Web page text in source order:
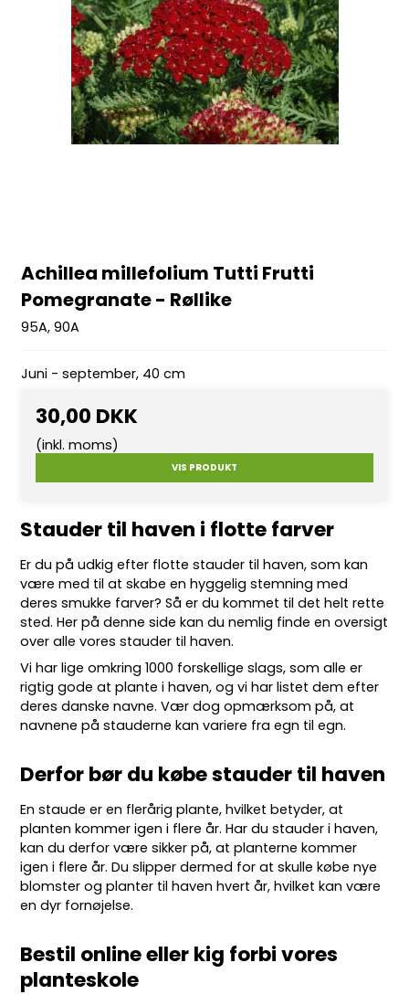
Achillea millefolium Tutti Frutti
Pomegranate - Røllike
95A, 90A
Juni - september, 40 cm
30,00 DKK
(inkl. moms)
VIS PRODUKT
Stauder til haven i flotte farver
Er du på udkig efter flottestauder til haven, som kan
være med til at skabe en hyggelig stemning med
deres smukke farver? Så er du kommet til det helt rette
sted. Her på denne side kan du nemlig finde en oversigt
over alle vores stauder til haven.
Vi har lige omkring 1000 forskellige slags, som alle er
rigtig gode at plante i haven, og vi har listet dem efter
deres danske navne. Vær dog opmærksom på, at
navnene på stauderne kan variere fra egn til egn.
Derfor bør du købe stauder til haven
En staude er en flerårig plante, hvilket betyder, at
planten kommer igen i flere år. Har du stauder i haven,
kan du derfor være sikker på, at planterne kommer
igen i flere år. Du slipper dermed for at skulle købe nye
blomster og planter til haven hvert år, hvilket kan være
en dyr fornøjelse.
Bestil online eller kig forbi vores
planteskole